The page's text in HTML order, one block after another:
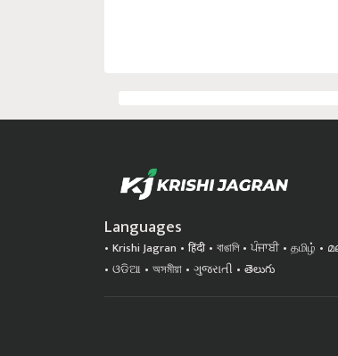
Languages
Krishi Jagran हिंदी বাঙালি ਪੰਜਾਬੀ தமிழ்
ଓଡିଆ
অসমীয়া ગુજરાતી తెలుగు